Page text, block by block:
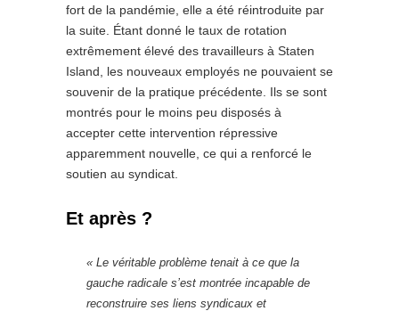
fort de la pandémie, elle a été réintroduite par
la suite. Étant donné le taux de rotation
extrêmement élevé des travailleurs à Staten
Island, les nouveaux employés ne pouvaient se
souvenir de la pratique précédente. Ils se sont
montrés pour le moins peu disposés à
accepter cette intervention répressive
apparemment nouvelle, ce qui a renforcé le
soutien au syndicat.
Et après ?
« Le véritable problème tenait à ce que la
gauche radicale s’est montrée incapable de
reconstruire ses liens syndicaux et